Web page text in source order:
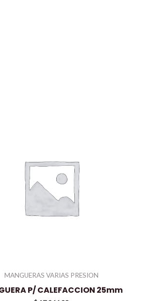
MANGUERAS VARIAS PRESION
P/ CALEFACCION 25mm